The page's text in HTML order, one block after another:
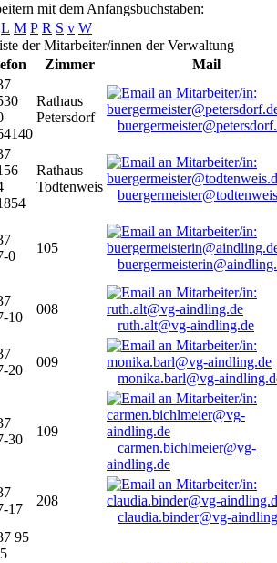
mit dem Anfangsbuchstaben:
L M P R S v W
der Mitarbeiter/innen der Verwaltung
Zimmer Mail
Rathaus
Petersdorf
Rathaus
Todtenweis
0
105
10
008
ruth.alt@vg-aindling.de
20
009
monika.barl@vg-
30
109
carmen.bichlmeier@vg-
aindling.de
17
208
claudia.binder@vg-
95